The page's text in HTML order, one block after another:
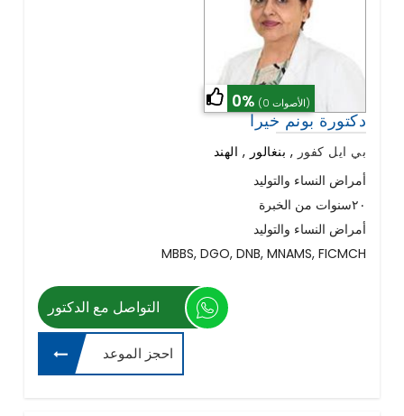
0% (0 الأصوات)
دكتورة بونم خيرا
بي ايل كفور , بنغالور , الهند
أمراض النساء والتوليد
٢٠سنوات من الخبرة
أمراض النساء والتوليد
MBBS, DGO, DNB, MNAMS, FICMCH
التواصل مع الدكتور
احجز الموعد